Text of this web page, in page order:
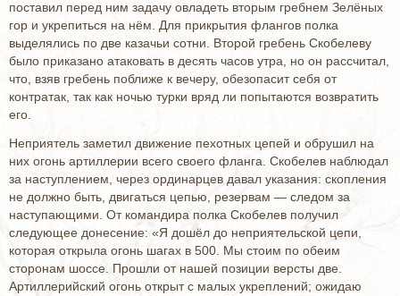
поставил перед ним задачу овладеть вторым гребнем Зелёных
гор и укрепиться на нём. Для прикрытия флангов полка
выделялись по две казачьи сотни. Второй гребень Скобелеву
было приказано атаковать в десять часов утра, но он рассчитал,
что, взяв гребень поближе к вечеру, обезопасит себя от
контратак, так как ночью турки вряд ли попытаются возвратить
его.
Неприятель заметил движение пехотных цепей и обрушил на
них огонь артиллерии всего своего фланга. Скобелев наблюдал
за наступлением, через ординарцев давал указания: скопления
не должно быть, двигаться цепью, резервам — следом за
наступающими. От командира полка Скобелев получил
следующее донесение: «Я дошёл до неприятельской цепи,
которая открыла огонь шагах в 500. Мы стоим по обеим
сторонам шоссе. Прошли от нашей позиции версты две.
Артиллерийский огонь открыт с малых укреплений; ожидаю